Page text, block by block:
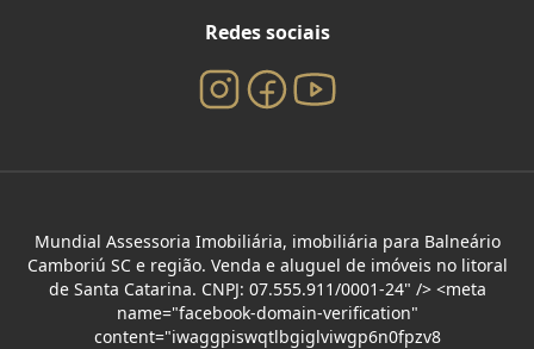
Redes sociais
Mundial Assessoria Imobiliária, imobiliária para Balneário
Camboriú SC e região. Venda e aluguel de imóveis no litoral
de Santa Catarina. CNPJ: 07.555.911/0001-24" /> <meta
name="facebook-domain-verification"
content="iwaggpiswqtlbgiglviwgp6n0fpzv8